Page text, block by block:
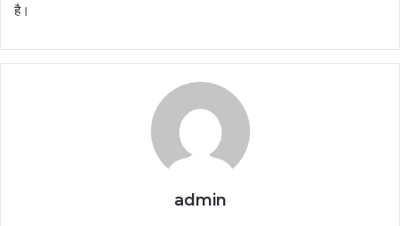
है।
admin